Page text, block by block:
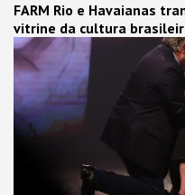
FARM Rio e Havaianas
vitrine da cultura